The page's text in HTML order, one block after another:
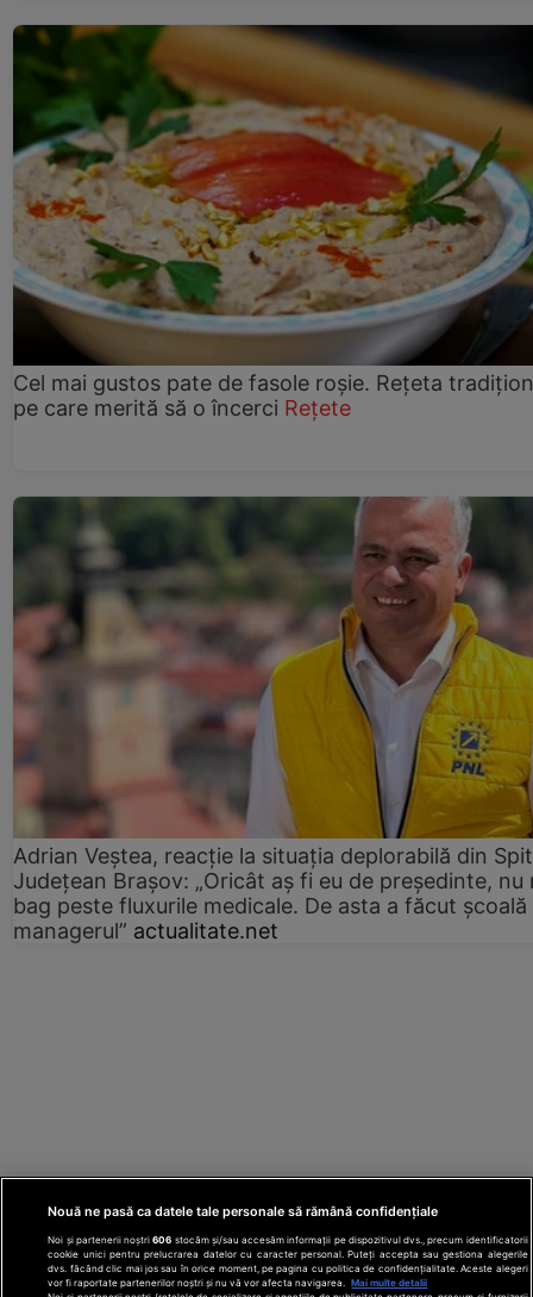
Cel mai gustos pate de fasole roșie. Rețeta
pe care merită să o încerci Rețete
Adrian Veștea, reacție la situația deplorabilă din
Județean Brașov: „Oricât aș fi eu de președinte, nu
bag peste fluxurile medicale. De asta a făcut școală
managerul” actualitate.net
Nouă ne pasă ca datele tale personale să rămână confidențiale
Noi și partenerii noștri606 stocăm și/sau accesăm informații pe dispozitivul dvs., precum identificatorii
cookie unici pentru prelucrarea datelor cu caracter personal. Puteți accepta sau gestiona alegerile
dvs. făcând clic mai jos sau în orice moment, pe pagina cu politica de confidențialitate. Aceste alegeri
vor fi raportate partenerilor noștri și nu vă vor afecta navigarea.
Mai multe detalii